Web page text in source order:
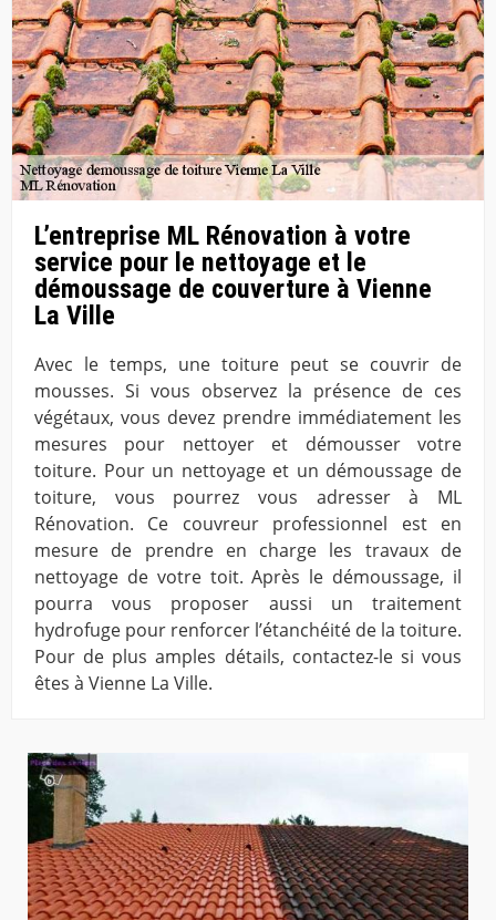
L’entreprise ML Rénovation à votre
service pour le nettoyage et le
démoussage de couverture à Vienne
La Ville
Avec le temps, une toiture peut se couvrir de
mousses. Si vous observez la présence de ces
végétaux, vous devez prendre immédiatement les
mesures pour nettoyer et démousser votre
toiture. Pour un nettoyage et un démoussage de
toiture, vous pourrez vous adresser à ML
Rénovation. Ce couvreur professionnel est en
mesure de prendre en charge les travaux de
nettoyage de votre toit. Après le démoussage, il
pourra vous proposer aussi un traitement
hydrofuge pour renforcer l’étanchéité de la toiture.
Pour de plus amples détails, contactez-le si vous
êtes à Vienne La Ville.